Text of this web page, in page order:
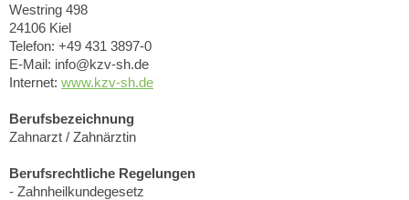
Westring 498
24106 Kiel
Telefon: +49 431 3897-0
E-Mail: info@kzv-sh.de
Internet: www.kzv-sh.de
Berufsbezeichnung
Zahnarzt / Zahnärztin
Berufsrechtliche Regelungen
- Zahnheilkundegesetz